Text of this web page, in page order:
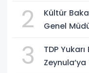
2
Kültür
Genel
3
TDP